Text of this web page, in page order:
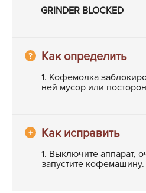
GRINDER BLOCKED
1. Кофемолка
ней мусор или
1. Выключите аппарат,
запустите кофемашину.